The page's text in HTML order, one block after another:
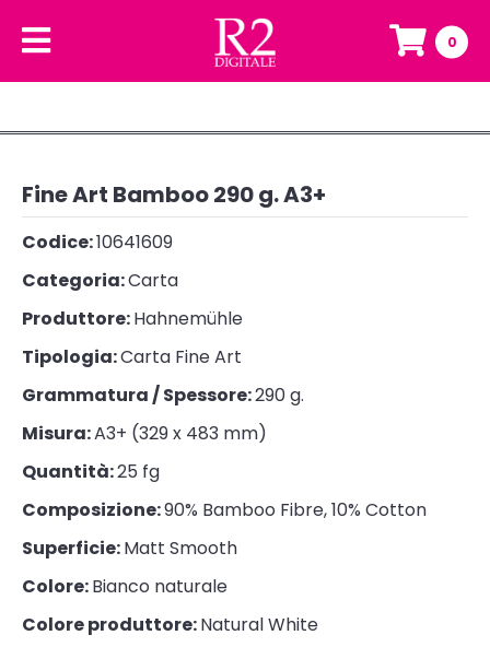
0
Fine Art Bamboo 290 g. A3+
Codice:10641609
Categoria:Carta
Produttore:Hahnemühle
Tipologia:Carta Fine Art
Grammatura / Spessore:290 g.
Misura:A3+ (329 x 483 mm)
Quantità:25 fg
Composizione:90% Bamboo Fibre, 10% Cotton
Superficie:Matt Smooth
Colore:Bianco naturale
Colore produttore:Natural White